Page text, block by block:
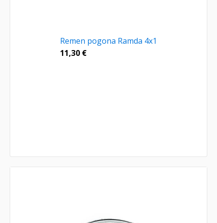
Remen pogona Ramda 4x1
11,30 €